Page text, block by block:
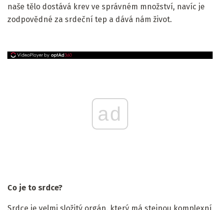
naše tělo dostává krev ve správném množství, navíc je
zodpovědné za srdeční tep a dává nám život.
ad
Co je to srdce?